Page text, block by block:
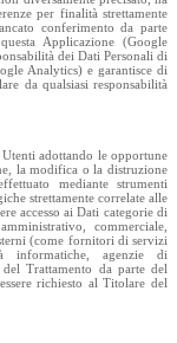
per finalità strettamente
conferimento da parte
Applicazione (Google
dei Dati Personali di
Analytics) e garantisce di
da qualsiasi responsabilità
adottando le opportune
la modifica o la distruzione
mediante strumenti
strettamente correlate alle
accesso ai Dati categorie di
commerciale,
(come fornitori di servizi
informatiche, agenzie di
del Trattamento da parte del
richiesto al Titolare del